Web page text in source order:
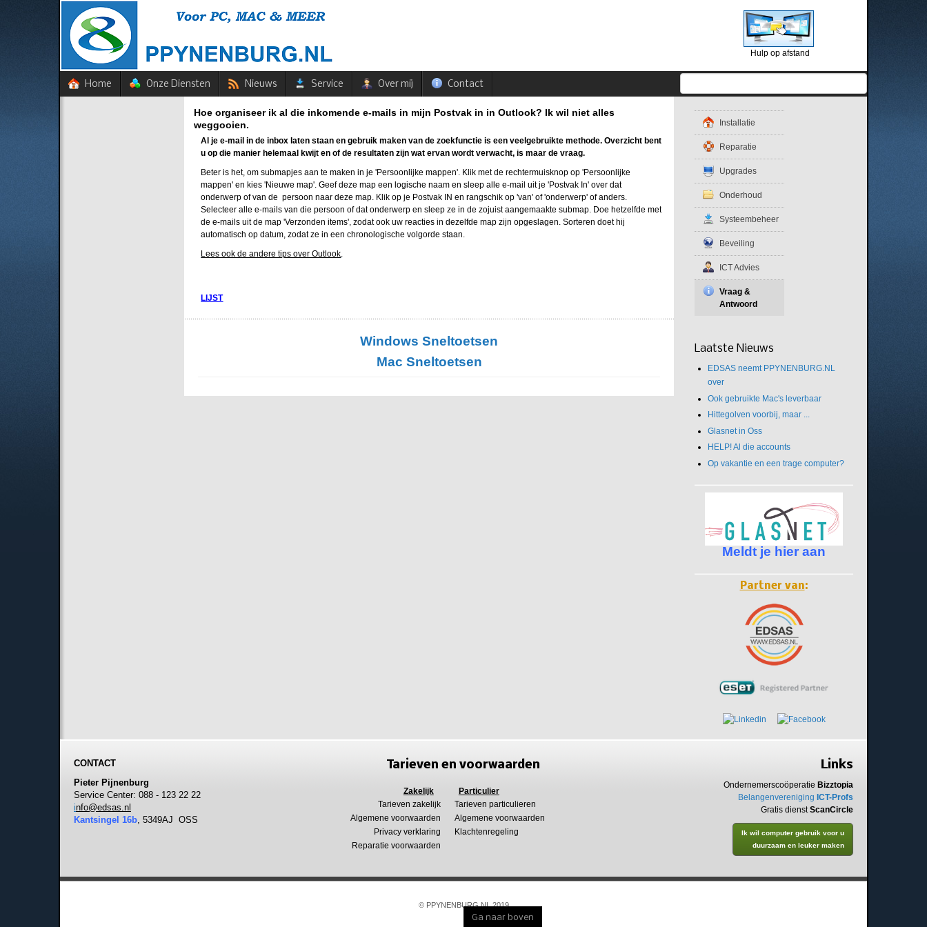
Hulp op afstand
Home Onze Diensten Nieuws Service Over mij Contact
Hoe organiseer ik al die inkomende e-mails in mijn Postvak in in Outlook? Ik wil niet alles
weggooien.
Al je e-mail in de inbox laten staan en gebruik maken van de zoekfunctie is een veelgebruikte methode. Overzicht bent
u op die manier helemaal kwijt en of de resultaten zijn wat ervan wordt verwacht, is maar de vraag.
Beter is het, om submapjes aan te maken in je 'Persoonlijke mappen'. Klik met de rechtermuisknop op 'Persoonlijke
mappen' en kies 'Nieuwe map'. Geef deze map een logische naam en sleep alle e-mail uit je 'Postvak In' over dat
onderwerp of van de persoon naar deze map. Klik op je Postvak IN en rangschik op 'van' of 'onderwerp' of anders.
Selecteer alle e-mails van die persoon of dat onderwerp en sleep ze in de zojuist aangemaakte submap. Doe hetzelfde met
de e-mails uit de map 'Verzonden items', zodat ook uw reacties in dezelfde map zijn opgeslagen. Sorteren doet hij
automatisch op datum, zodat ze in een chronologische volgorde staan.
Lees ook de andere tips over Outlook.
LIJST
Windows Sneltoetsen
Mac Sneltoetsen
Installatie
Reparatie
Upgrades
Onderhoud
Systeembeheer
Beveiling
ICT Advies
Vraag &
Antwoord
Laatste Nieuws
EDSAS neemt PPYNENBURG.NL
over
Ook gebruikte Mac's leverbaar
Hittegolven voorbij, maar ...
Glasnet in Oss
HELP! Al die accounts
Op vakantie en een trage computer?
Meldt je hier aan
Partner van:
CONTACT
Pieter Pijnenburg
Service Center: 088 - 123 22 22
info@edsas.nl
Kantsingel 16b , 5349AJ OSS
Tarieven en voorwaarden
Zakelijk
Particulier
Tarieven zakelijk
Tarieven particulieren
Algemene voorwaarden
Algemene voorwaarden
Privacy verklaring
Klachtenregeling
Reparatie voorwaarden
Links
Ondernemerscoöperatie Bizztopia
Belangenvereniging ICT-Profs
Gratis dienstScanCircle
Ik wil computer gebruik voor u
duurzaam en leuker maken
© PPYNENBURG.NL 2019
Ga naar boven